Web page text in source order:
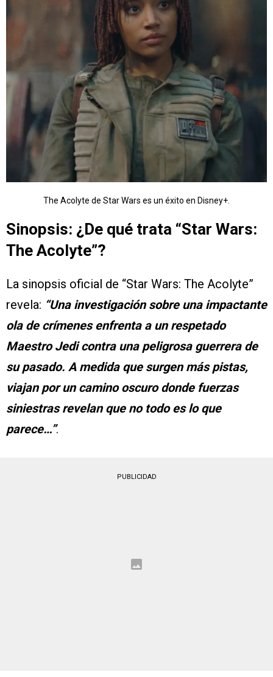
The Acolyte de Star Wars es un éxito en Disney+.
Sinopsis: ¿De qué trata “Star Wars:
The Acolyte”?
La sinopsis oficial de “Star Wars: The Acolyte”
revela: “Una investigación sobre una impactante
ola de crímenes enfrenta a un respetado
Maestro Jedi contra una peligrosa guerrera de
su pasado. A medida que surgen más pistas,
viajan por un camino oscuro donde fuerzas
siniestras revelan que no todo es lo que
parece…”.
PUBLICIDAD